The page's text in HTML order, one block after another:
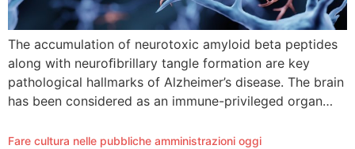
The accumulation of neurotoxic amyloid beta peptides
along with neuroﬁbrillary tangle formation are key
pathological hallmarks of Alzheimer’s disease. The brain
has been considered as an immune-privileged organ…
Fare cultura nelle pubbliche amministrazioni oggi